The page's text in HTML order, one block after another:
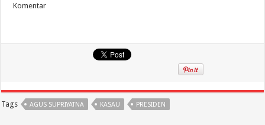
Komentar
Tags AGUS SUPRIYATNA KASAU PRESIDEN